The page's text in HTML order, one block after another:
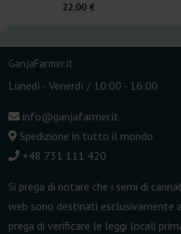
22,00 €
GanjaFarmer.it
Lunedì - Venerdì / 10:00 - 16:00
info@ganjafarmer.it
Spedizione in tutto il mondo
+48 731 111 420
Si prega di notare che i semi di
web sono destinati esclusivamente
prega di verificare le leggi locali